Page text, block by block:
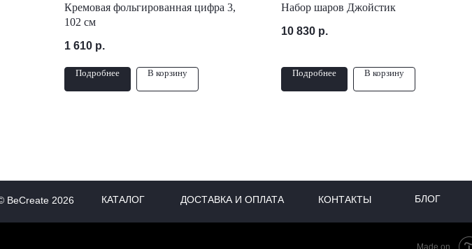
Кремовая фольгированная цифра 3,
102 см
1 610 р.
Подробнее В корзину
Набор шаров Джойстик
10 830 р.
Подробнее В корзину
КАТАЛОГ
BeCreate 2026 ДОСТАВКА И ОПЛАТА КОНТАКТЫ БЛОГ